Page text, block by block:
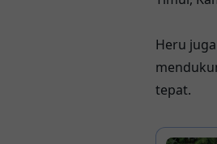
Heru
tepat.